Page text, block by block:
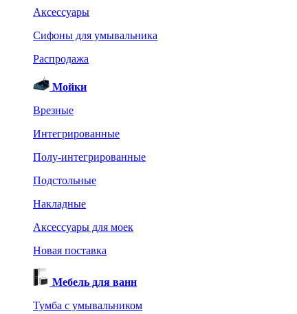
Аксессуары
Сифоны для умывальника
Распродажа
Мойки
Врезные
Интегрированные
Полу-интегрированные
Подстольные
Накладные
Аксессуары для моек
Новая поставка
Мебель для ванн
Тумба с умывальником